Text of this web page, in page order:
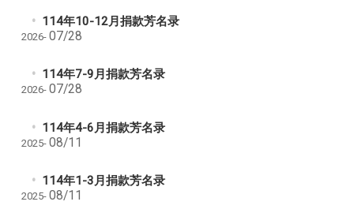
114年10-12月捐款芳名录
2026- 07/28
114年7-9月捐款芳名录
2026- 07/28
114年4-6月捐款芳名录
2025- 08/11
114年1-3月捐款芳名录
2025- 08/11